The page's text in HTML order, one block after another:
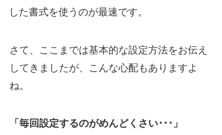
した書式を使うのが最速です。
さて、ここまでは基本的な設定方法をお伝え
してきましたが、こんな心配もありますよ
ね。
「毎回設定するのがめんどくさい･･･」